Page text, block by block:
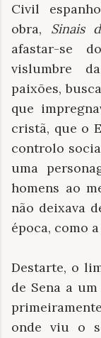
Civil
obra, Sinais
afastar-se
vislumbre
paixões,
que
cristã, que o
controlo
uma
homens ao
não deixava
época, como
Destarte, o
de Sena a
onde viu o